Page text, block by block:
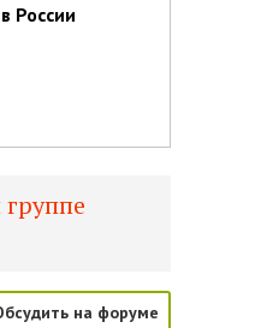
России
на форуме